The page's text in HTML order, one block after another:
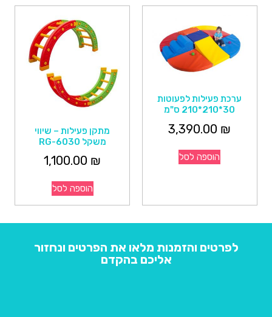
ערכת פעילות לפעוטות
30*210*210 ס"מ
3,390.00 ₪
הוספה לסל
מתקן פעילות – שיווי
משקל RG-6030
1,100.00 ₪
הוספה לסל
לפרטים והזמנות מלאו את הפרטים ונחזור
אליכם בהקדם